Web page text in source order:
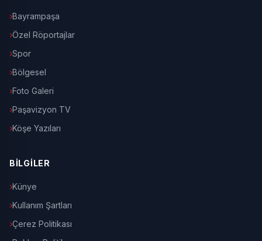
Bayrampaşa
Özel Röportajlar
Spor
Bölgesel
Foto Galeri
Paşavizyon TV
Köşe Yazıları
BİLGİLER
Künye
Kullanım Şartları
Çerez Politikası